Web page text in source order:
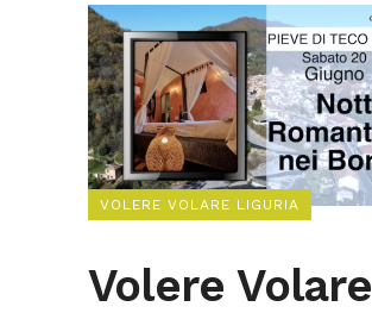
VOLERE VOLARE LIGURIA
Volere Volare